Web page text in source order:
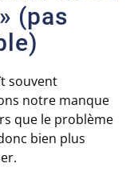
(pas
souvent
notre manque
que le problème
bien plus